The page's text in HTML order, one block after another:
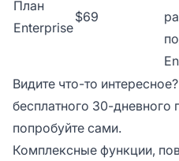
План
Enterprise
$69
Видите что-то
бесплатного 30-дневного
попробуйте сами.
Комплексные функции,